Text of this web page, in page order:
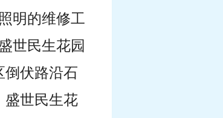
明的维修工
世民生花园
倒伏路沿石
盛世民生花